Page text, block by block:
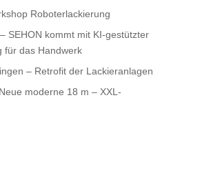
Roboterlackierung
SEHON kommt mit KI-gestützter
für das Handwerk
– Retrofit der Lackieranlagen
moderne 18 m – XXL-